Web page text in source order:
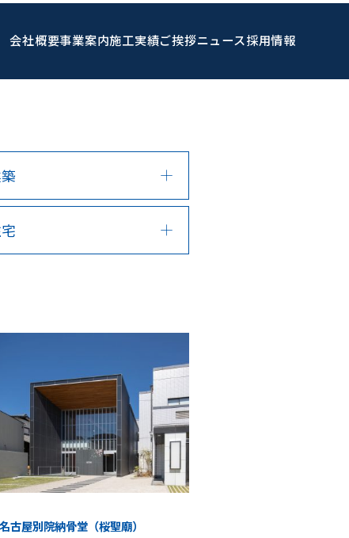
会社概要事業案内施工実績ご挨拶ニュース採用情報
古屋別院納骨堂（桜聖廟）